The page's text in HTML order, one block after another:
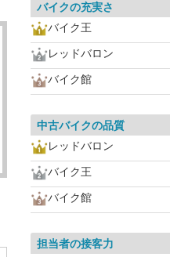
バイクの充実さ
バイク王
レッドバロン
バイク館
中古バイクの品質
レッドバロン
バイク王
バイク館
担当者の接客力